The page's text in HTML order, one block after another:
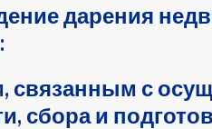
дарения
связанным с
, сбора и